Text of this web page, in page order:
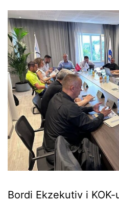
Bordi Ekzekutiv i